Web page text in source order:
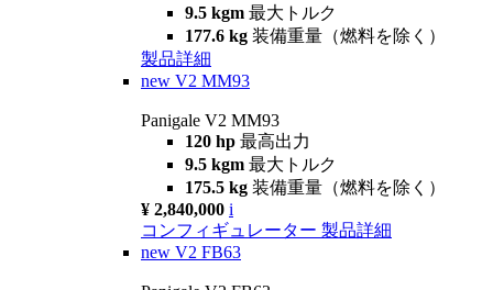
9.5 kgm 最大トルク
177.6 kg 装備重量（燃料を除く）
製品詳細
new V2 MM93
Panigale V2 MM93
120 hp 最高出力
9.5 kgm 最大トルク
175.5 kg 装備重量（燃料を除く）
¥ 2,840,000 i
コンフィギュレーター 製品詳細
new V2 FB63